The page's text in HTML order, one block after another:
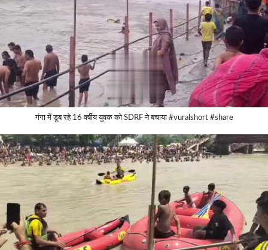
गंगा में डूब रहे 16 वर्षीय युवक को SDRF ने बचाया #vuralshort #share